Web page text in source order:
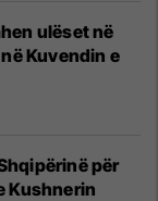
ulëset në
Kuvendin e
për
Kushnerin